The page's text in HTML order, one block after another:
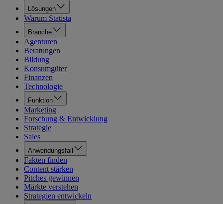
Lösungen
Warum Statista
Branche
Agenturen
Beratungen
Bildung
Konsumgüter
Finanzen
Technologie
Funktion
Marketing
Forschung & Entwicklung
Strategie
Sales
Anwendungsfall
Fakten finden
Content stärken
Pitches gewinnen
Märkte verstehen
Strategien entwickeln